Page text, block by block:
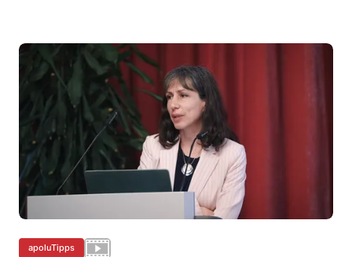
apoluTipps